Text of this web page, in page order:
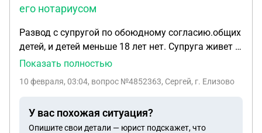
его нотариусом
Развод с супругой по обоюдному согласию.общих
детей, и детей меньше 18 лет нет. Супруга живет в
Крыму, муж- на Камчатке. Где взять бланк для
определенная форма в интернете, или идти в
Показать полностью
10 февраля, 03:04, вопрос №4852363, Сергей, г. Елизово
У вас похожая ситуация?
Опишите свои детали — юрист подскажет, что